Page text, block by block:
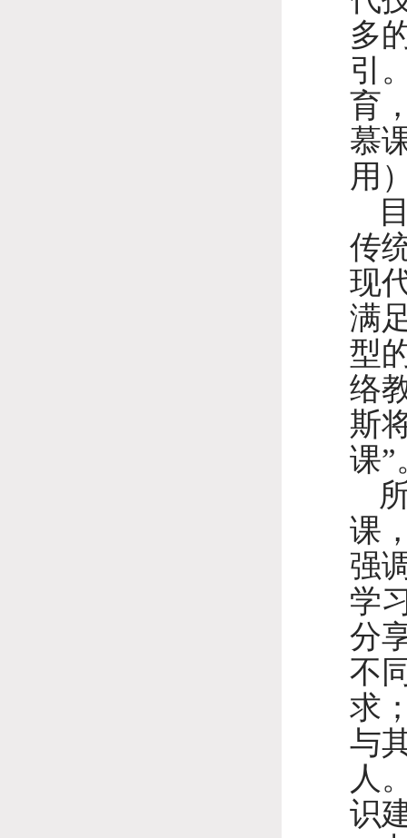
多
引
育
慕
用
传
现
满
型
络
斯
课”
课
强
学
分
不
求
与
人
识